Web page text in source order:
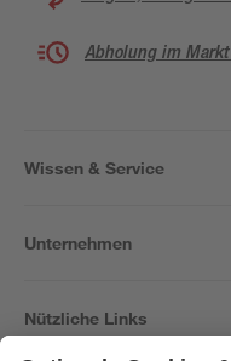
Abholung im
Wissen & Service
Unternehmen
Nützliche Links